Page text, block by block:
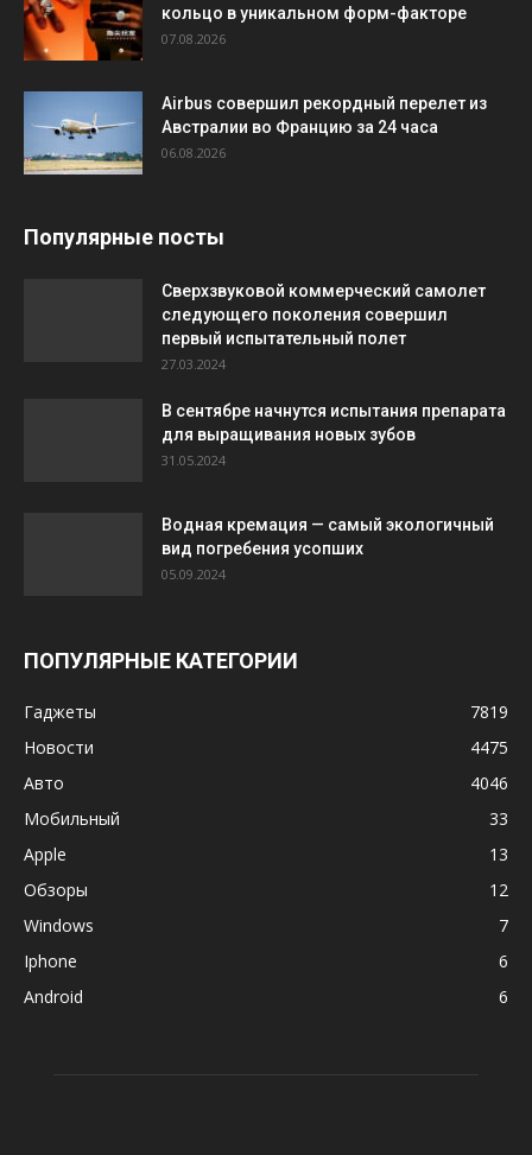
кольцо в уникальном форм-факторе
07.08.2026
Airbus совершил рекордный перелет из
Австралии во Францию за 24 часа
06.08.2026
Популярные посты
Сверхзвуковой коммерческий самолет
следующего поколения совершил
первый испытательный полет
27.03.2024
В сентябре начнутся испытания препарата
для выращивания новых зубов
31.05.2024
Водная кремация — самый экологичный
вид погребения усопших
05.09.2024
ПОПУЛЯРНЫЕ КАТЕГОРИИ
Гаджеты
7819
Новости
4475
Авто
4046
Мобильный
33
Apple
13
Обзоры
12
Windows
7
Iphone
6
Android
6